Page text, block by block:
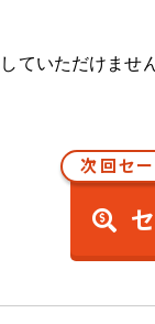
ていただけませ
次回セ